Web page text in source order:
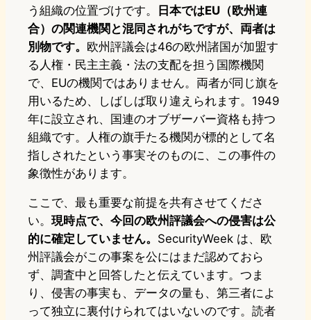
う組織の位置づけです。
日本ではEU（欧州連
合）の関連機関と混同されがちですが、両者は
別物です。 欧州評議会は46の欧州諸国が加盟す
る人権・民主主義・法の支配を担う国際機関
で、EUの機関ではありません。両者が同じ旗を
用いるため、しばしば取り違えられます。1949
年に設立され、国連のオブザーバー資格も持つ
組織です。人権の旗手たる機関が標的として名
指しされたという事実そのものに、この事件の
象徴性があります。
ここで、最も重要な前提を共有させてくださ
い。 現時点で、今回の欧州評議会への侵害は公
的に確定していません。 SecurityWeek は、欧
州評議会がこの事案を公にはまだ認めておら
ず、調査中と回答したと伝えています。つま
り、侵害の事実も、データの量も、第三者によ
って独立に裏付けられてはいないのです。読者